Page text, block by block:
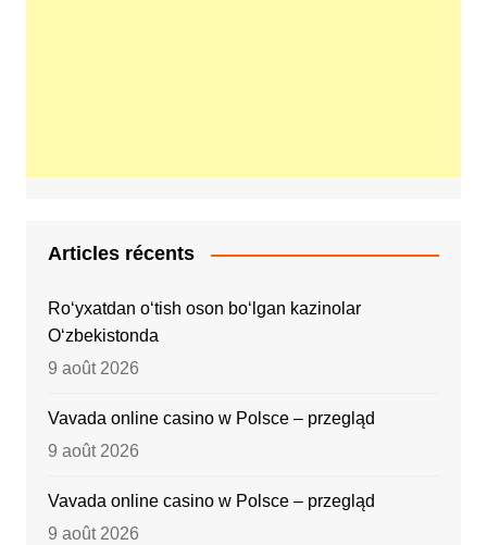
Articles récents
Ro‘yxatdan o‘tish oson bo‘lgan kazinolar
O‘zbekistonda
9 août 2026
Vavada online casino w Polsce – przegląd
9 août 2026
Vavada online casino w Polsce – przegląd
9 août 2026